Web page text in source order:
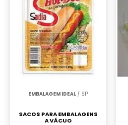
EMBALAGEM IDEAL / SP
SACOS PARA EMBALAGENS
A VÁCUO